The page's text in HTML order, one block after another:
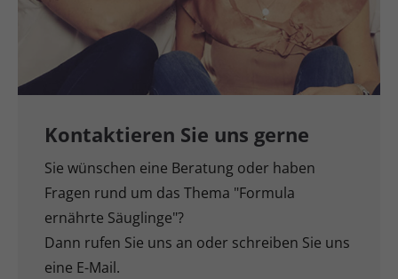
Kontaktieren Sie uns gerne
Sie wünschen eine Beratung oder haben
Fragen rund um das Thema "Formula
ernährte Säuglinge"?
Dann rufen Sie uns an oder schreiben Sie uns
eine E-Mail.